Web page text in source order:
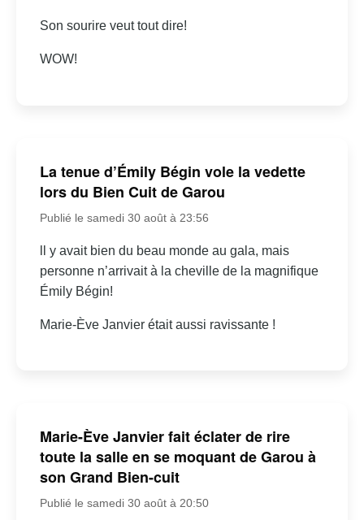
Son sourire veut tout dire!
WOW!
La tenue d’Émily Bégin vole la vedette
lors du Bien Cuit de Garou
Publié le samedi 30 août à 23:56
ll y avait bien du beau monde au gala, mais
personne n’arrivait à la cheville de la magnifique
Émily Bégin!
Marie-Ève Janvier était aussi ravissante !
Marie-Ève Janvier fait éclater de rire
toute la salle en se moquant de Garou à
son Grand Bien-cuit
Publié le samedi 30 août à 20:50